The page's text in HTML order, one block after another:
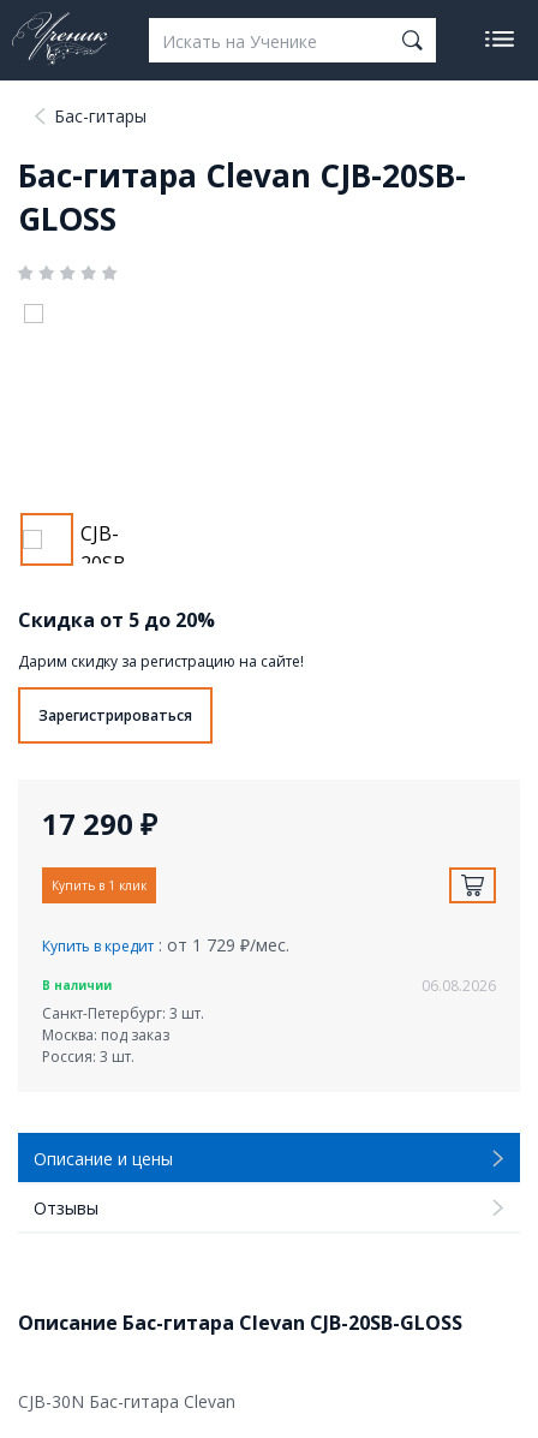
Бас-гитары
Бас-гитара Clevan CJB-20SB-
GLOSS
Скидка от 5 до 20%
Дарим скидку за регистрацию на сайте!
Зарегистрироваться
17 290 ₽
Купить в 1 клик
Купить в кредит : от 1 729 ₽/мес.
В наличии
06.08.2026
Санкт-Петербург: 3 шт.
Москва: под заказ
Россия: 3 шт.
Описание и цены
Отзывы
Описание Бас-гитара Clevan CJB-20SB-GLOSS
CJB-30N Бас-гитара Clevan